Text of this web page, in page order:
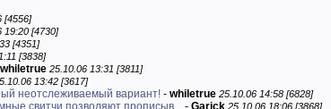
[4556]
19:20 [4730]
[4351]
[3838]
whiletrue 25.10.06 13:31 [3811]
13:42 [3617]
неотслеживаемый вариант! - whiletrue 25.10.06 14:58 [6828]
свитчи позволяют прописыв... - Garick 25.10.06 18:06 [3868]